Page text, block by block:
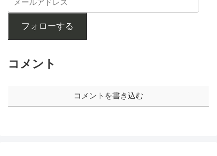
フォローする
コメント
コメントを書き込む